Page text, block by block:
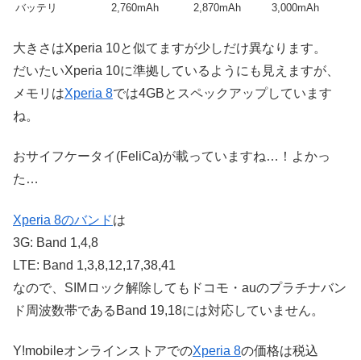
バッテリ
2,760mAh 2,870mAh 3,000mAh
大きさはXperia 10と似てますが少しだけ異なります。
だいたいXperia 10に準拠しているようにも見えますが、
メモリはXperia 8では4GBとスペックアップしています
ね。
おサイフケータイ(FeliCa)が載っていますね…！よかっ
た…
Xperia 8のバンドは
3G: Band 1,4,8
LTE: Band 1,3,8,12,17,38,41
なので、SIMロック解除してもドコモ・auのプラチナバン
ド周波数帯であるBand 19,18には対応していません。
Y!mobileオンラインストアでのXperia 8の価格は税込